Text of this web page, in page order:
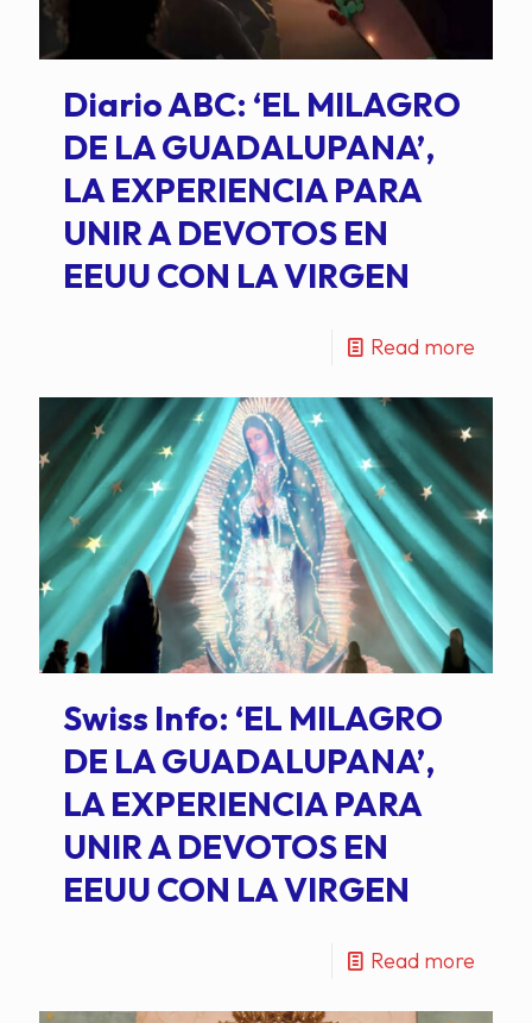
Diario ABC: ‘EL MILAGRO
DE LA GUADALUPANA’,
LA EXPERIENCIA PARA
UNIR A DEVOTOS EN
EEUU CON LA VIRGEN
Read more
Swiss Info: ‘EL MILAGRO
DE LA GUADALUPANA’,
LA EXPERIENCIA PARA
UNIR A DEVOTOS EN
EEUU CON LA VIRGEN
Read more